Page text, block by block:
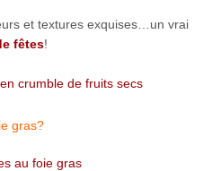
et textures exquises…un vrai
fêtes!
crumble de fruits secs
gras?
au foie gras